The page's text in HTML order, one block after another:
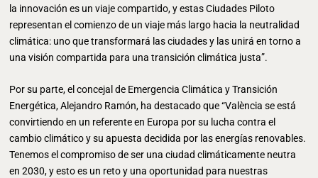
la innovación es un viaje compartido, y estas Ciudades Piloto
representan el comienzo de un viaje más largo hacia la neutralidad
climática: uno que transformará las ciudades y las unirá en torno a
una visión compartida para una transición climática justa”.
Por su parte, el concejal de Emergencia Climática y Transición
Energética, Alejandro Ramón, ha destacado que “València se está
convirtiendo en un referente en Europa por su lucha contra el
cambio climático y su apuesta decidida por las energías renovables.
Tenemos el compromiso de ser una ciudad climáticamente neutra
en 2030, y esto es un reto y una oportunidad para nuestras